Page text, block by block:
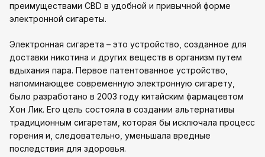
преимуществами CBD в удобной и привычной форме
электронной сигареты.
Электронная сигарета – это устройство, созданное для
доставки никотина и других веществ в организм путем
вдыхания пара. Первое патентованное устройство,
напоминающее современную электронную сигарету,
было разработано в 2003 году китайским фармацевтом
Хон Лик. Его цель состояла в создании альтернативы
традиционным сигаретам, которая бы исключала процесс
горения и, следовательно, уменьшала вредные
последствия для здоровья.